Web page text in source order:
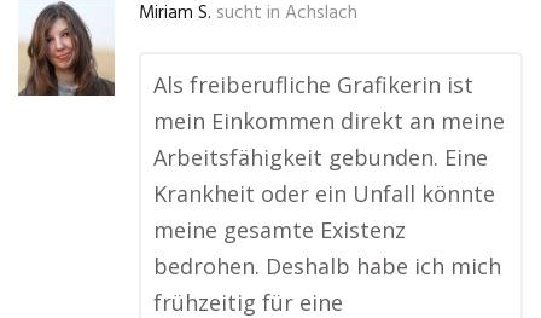
Miriam S. sucht in Achslach
Als freiberufliche Grafikerin ist
mein Einkommen direkt an meine
Arbeitsfähigkeit gebunden. Eine
Krankheit oder ein Unfall könnte
meine gesamte Existenz
bedrohen. Deshalb habe ich mich
frühzeitig für eine